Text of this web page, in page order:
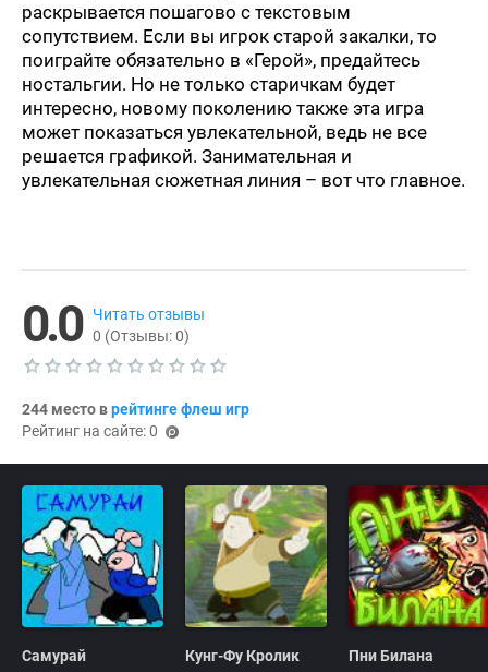
раскрывается пошагово с текстовым
сопутствием. Если вы игрок старой закалки, то
поиграйте обязательно в «Герой», предайтесь
ностальгии. Но не только старичкам будет
интересно, новому поколению также эта игра
может показаться увлекательной, ведь не все
решается графикой. Занимательная и
увлекательная сюжетная линия – вот что главное.
0.0
Читать отзывы
0 (Отзывы:0)
е
к
у
я
е
н
к
а
0
.
0
244 место врейтинге флеш игр
Рейтинг на сайте: 0
Самурай Кунг-Фу Кролик Пни Билана